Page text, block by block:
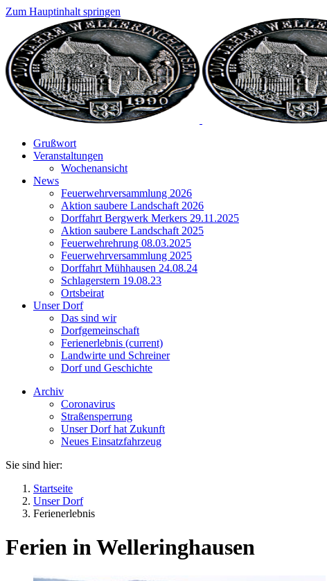
Zum Hauptinhalt springen
Grußwort
Veranstaltungen
Wochenansicht
News
Feuerwehrversammlung 2026
Aktion saubere Landschaft 2026
Dorffahrt Bergwerk Merkers 29.11.2025
Aktion saubere Landschaft 2025
Feuerwehrehrung 08.03.2025
Feuerwehrversammlung 2025
Dorffahrt Mühhausen 24.08.24
Schlagerstern 19.08.23
Ortsbeirat
Unser Dorf
Das sind wir
Dorfgemeinschaft
Ferienerlebnis (current)
Landwirte und Schreiner
Dorf und Geschichte
Archiv
Coronavirus
Straßensperrung
Unser Dorf hat Zukunft
Neues Einsatzfahrzeug
Sie sind hier:
Startseite
Unser Dorf
Ferienerlebnis
Ferien in Welleringhausen